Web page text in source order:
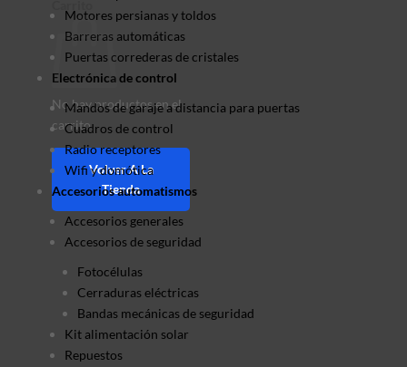
No hay productos en el
carrito.
Volver A La
Tienda
Motores persianas y toldos
Barreras automáticas
Puertas correderas de cristales
Electrónica de control
Mandos de garaje a distancia para puertas
Cuadros de control
Radio receptores
Wifi y domótica
Accesorios automatismos
Accesorios generales
Accesorios de seguridad
Fotocélulas
Cerraduras eléctricas
Bandas mecánicas de seguridad
Kit alimentación solar
Repuestos